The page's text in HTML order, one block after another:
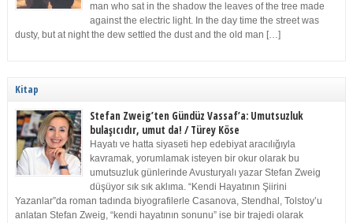
man who sat in the shadow the leaves of the tree made
against the electric light. In the day time the street was
dusty, but at night the dew settled the dust and the old man […]
Kitap
Stefan Zweig’ten Gündüz Vassaf’a: Umutsuzluk
bulaşıcıdır, umut da! / Türey Köse
Hayatı ve hatta siyaseti hep edebiyat aracılığıyla
kavramak, yorumlamak isteyen bir okur olarak bu
umutsuzluk günlerinde Avusturyalı yazar Stefan Zweig
düşüyor sık sık aklıma. “Kendi Hayatının Şiirini
Yazanlar”da roman tadında biyografilerle Casanova, Stendhal, Tolstoy’u
anlatan Stefan Zweig, “kendi hayatının sonunu” ise bir trajedi olarak